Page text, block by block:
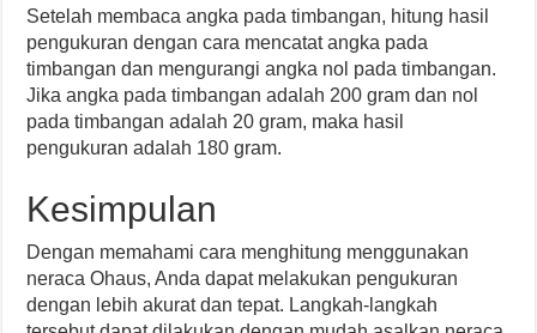
Setelah membaca angka pada timbangan, hitung hasil
pengukuran dengan cara mencatat angka pada
timbangan dan mengurangi angka nol pada timbangan.
Jika angka pada timbangan adalah 200 gram dan nol
pada timbangan adalah 20 gram, maka hasil
pengukuran adalah 180 gram.
Kesimpulan
Dengan memahami cara menghitung menggunakan
neraca Ohaus, Anda dapat melakukan pengukuran
dengan lebih akurat dan tepat. Langkah-langkah